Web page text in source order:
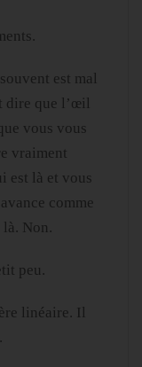
est mal
dire que l’œil
vous vous
vraiment
est là et vous
comme
Non.
peu.
linéaire. Il